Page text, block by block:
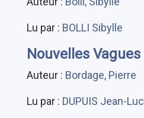
Lu par : BOLLI Sibylle
Nouvelles Vagues
Auteur : Bordage, Pierre
Lu par : DUPUIS Jean-Luc